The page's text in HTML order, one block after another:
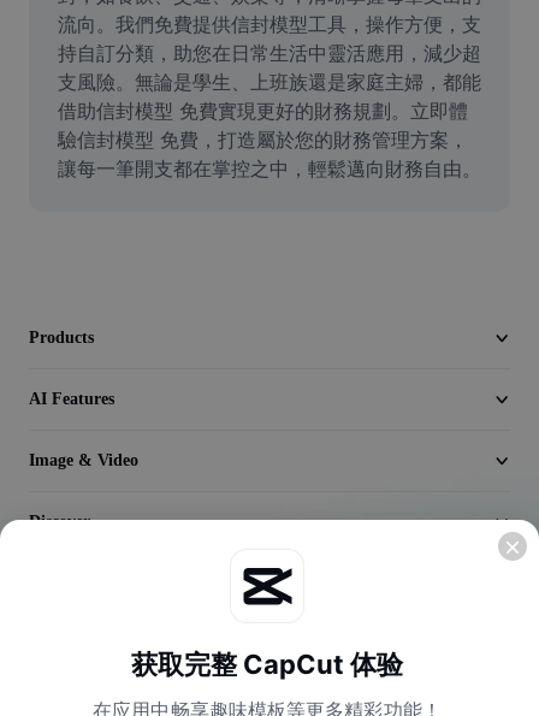
AI People Remover
AI Inpainting
Face Cutout
Video Editor
Trim Video
流向。我們免費提供信封模型工具，操作方便，支
持自訂分類，助您在日常生活中靈活應用，減少超
支風險。無論是學生、上班族還是家庭主婦，都能
借助信封模型 免費實現更好的財務規劃。立即體
驗信封模型 免費，打造屬於您的財務管理方案，
讓每一筆開支都在掌控之中，輕鬆邁向財務自由。
Products
AI Features
Image & Video
Discover
获取完整 CapCut 体验
在应用中畅享趣味模板等更多精彩功能！